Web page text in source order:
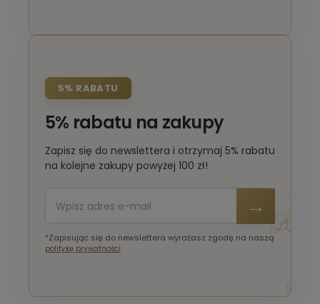
5% RABATU
5% rabatu na zakupy
Zapisz się do newslettera i otrzymaj 5% rabatu
na kolejne zakupy powyżej 100 zł!
*Zapisując się do newslettera wyrażasz zgodę na naszą
politykę prywatności